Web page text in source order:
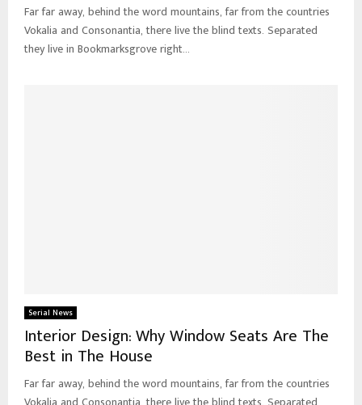
Far far away, behind the word mountains, far from the countries
Vokalia and Consonantia, there live the blind texts. Separated
they live in Bookmarksgrove right...
Serial News
Interior Design: Why Window Seats Are The
Best in The House
Far far away, behind the word mountains, far from the countries